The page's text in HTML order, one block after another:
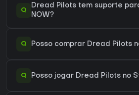
Q
Dread Pilots tem suporte
NOW?
Q Posso comprar Dread Pilots
Q Posso jogar Dread Pilots no